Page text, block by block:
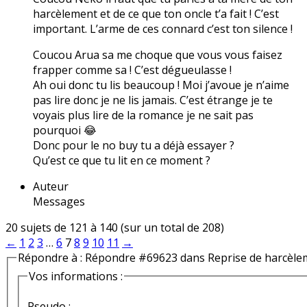
harcèlement et de ce que ton oncle t’a fait ! C’est
important. L’arme de ces connard c’est ton silence !
Coucou Arua sa me choque que vous vous faisez
frapper comme sa ! C’est dégueulasse !
Ah oui donc tu lis beaucoup ! Moi j’avoue je n’aime
pas lire donc je ne lis jamais. C’est étrange je te
voyais plus lire de la romance je ne sait pas
pourquoi 😂
Donc pour le no buy tu a déjà essayer ?
Qu’est ce que tu lit en ce moment ?
Auteur
Messages
20 sujets de 121 à 140 (sur un total de 208)
← 1 2 3 … 6 78 9 10 11 →
Répondre à : Répondre #69623 dans Reprise de
Vos informations :